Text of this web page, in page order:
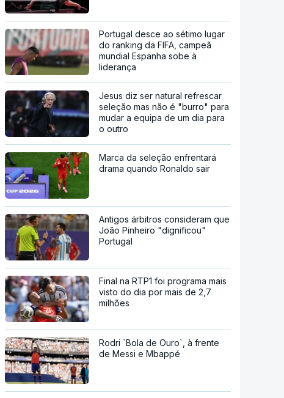
Portugal desce ao sétimo lugar
do ranking da FIFA, campeã
mundial Espanha sobe à
liderança
Jesus diz ser natural refrescar
seleção mas não é "burro" para
mudar a equipa de um dia para
o outro
Marca da seleção enfrentará
drama quando Ronaldo sair
Antigos árbitros consideram que
João Pinheiro "dignificou"
Portugal
Final na RTP1 foi programa mais
visto do dia por mais de 2,7
milhões
Rodri `Bola de Ouro`, à frente
de Messi e Mbappé